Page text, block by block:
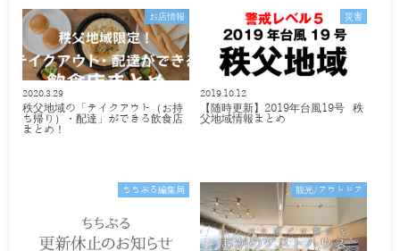
お店情報
2020.3.29
秩父地域の「テイクアウト（お持
ち帰り）・配達」ができる飲食店
まとめ！
災害
2019.10.12
【随時更新】2019年台風19号 秩
父地域情報まとめ
ちちぶる編集局 観光/アウトドア